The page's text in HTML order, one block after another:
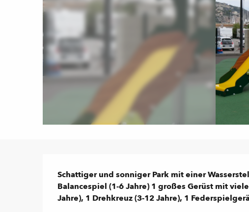
Beschreibung
Schattiger und sonniger Park mit einer
Balancespiel (1-6 Jahre) 1 großes Gerüst mit
Jahre), 1 Drehkreuz (3-12 Jahre), 1